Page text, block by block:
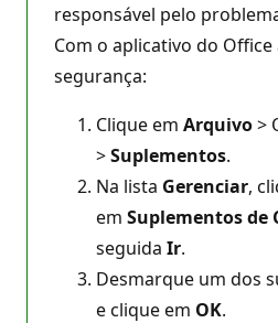
responsável pelo
Com o aplicativo do
segurança:
Clique em Arquivo>
>Suplementos.
Na lista Gerenciar,
em Suplementos de
seguida Ir.
Desmarque um dos
e clique em OK.